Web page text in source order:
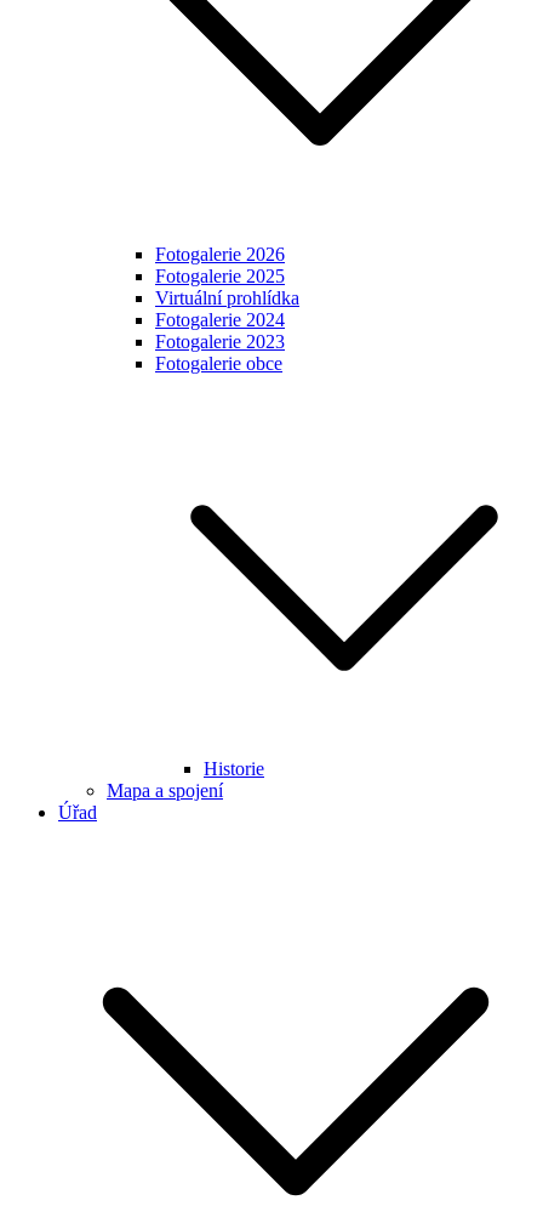
Fotogalerie 2026
Fotogalerie 2025
Virtuální prohlídka
Fotogalerie 2024
Fotogalerie 2023
Fotogalerie obce
Historie
Mapa a spojení
Úřad